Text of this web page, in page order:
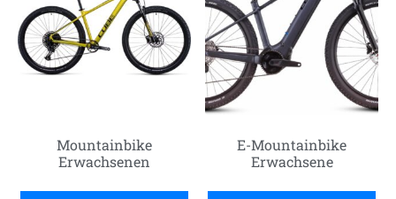
Mountainbike
Erwachsenen
E-Mountainbike
Erwachsene